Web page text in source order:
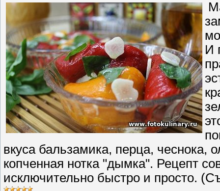
И
вкуса бальзамика, перца, чеснока,
копченная нотка "дымка". Рецепт
исключительно быстро и просто.